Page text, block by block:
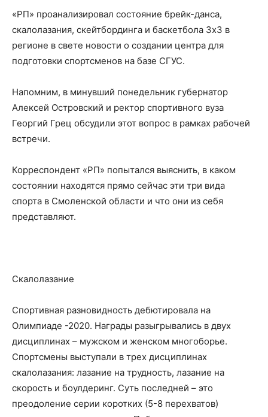
«РП» проанализировал состояние брейк-данса,
скалолазания, скейтбординга и баскетбола 3х3 в
регионе в свете новости о создании центра для
подготовки спортсменов на базе СГУС.
Напомним, в минувший понедельник губернатор
Алексей Островский и ректор спортивного вуза
Георгий Грец обсудили этот вопрос в рамках рабочей
встречи.
Корреспондент «РП» попытался выяснить, в каком
состоянии находятся прямо сейчас эти три вида
спорта в Смоленской области и что они из себя
представляют.
Скалолазание
Спортивная разновидность дебютировала на
Олимпиаде -2020. Награды разыгрывались в двух
дисциплинах – мужском и женском многоборье.
Спортсмены выступали в трех дисциплинах
скалолазания: лазание на трудность, лазание на
скорость и боулдеринг. Суть последней – это
преодоление серии коротких (5-8 перехватов)